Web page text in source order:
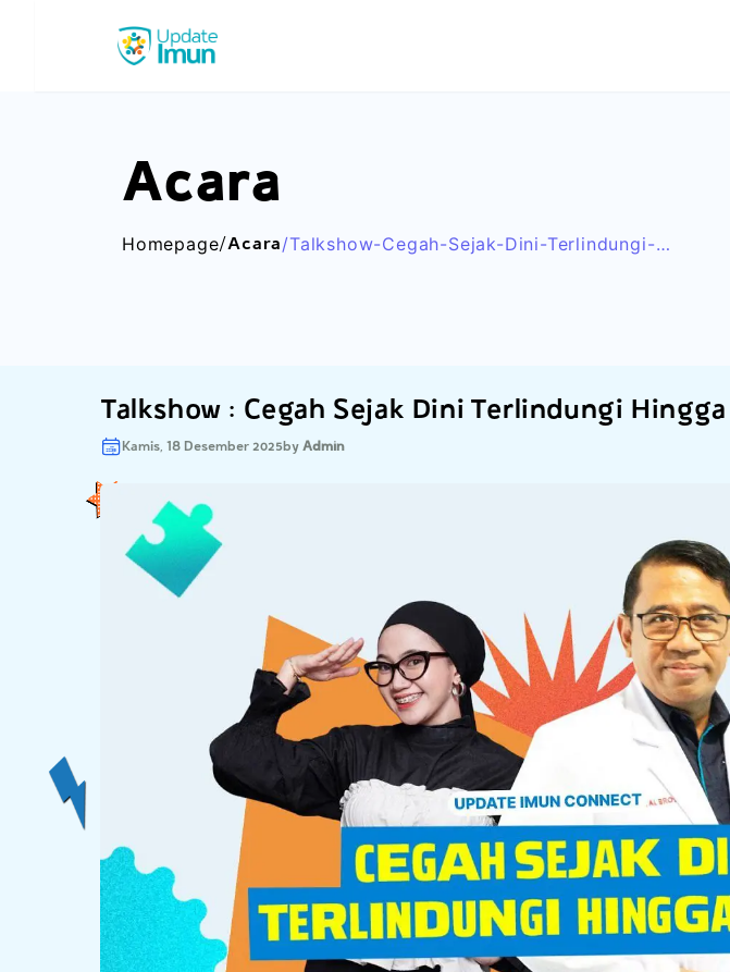
Update Imun
Acara
Homepage/acara/talkshow-Cegah-Sejak-Dini-Terlindungi-
Talkshow : Cegah Sejak Dini Terlindungi
Kamis, 18 Desember 2025byAdmin